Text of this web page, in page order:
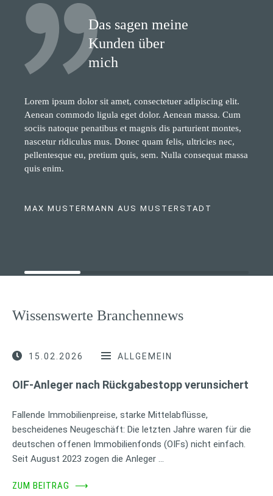
Das sagen meine
Kunden über
mich
Lorem ipsum dolor sit amet, consectetuer adipiscing elit.
Aenean commodo ligula eget dolor. Aenean massa. Cum
sociis natoque penatibus et magnis dis parturient montes,
nascetur ridiculus mus. Donec quam felis, ultricies nec,
pellentesque eu, pretium quis, sem. Nulla consequat massa
quis enim.
MAX MUSTERMANN AUS MUSTERSTADT
Wissenswerte Branchennews
15.02.2026 ALLGEMEIN
OIF-Anleger nach Rückgabestopp verunsichert
Fallende Immobilienpreise, starke Mittelabflüsse,
bescheidenes Neugeschäft: Die letzten Jahre waren für die
deutschen offenen Immobilienfonds (OIFs) nicht einfach.
Seit August 2023 zogen die Anleger …
ZUM BEITRAG ⟶